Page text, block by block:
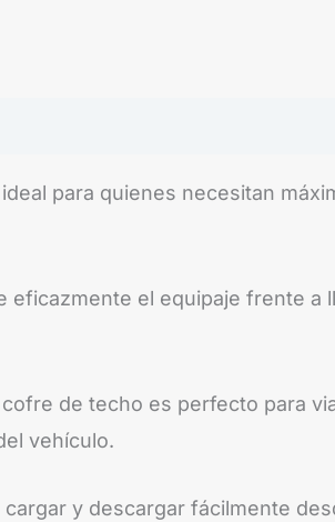
para quienes necesitan
eficazmente el equipaje frente a
de techo es perfecto para
vehículo.
y descargar fácilmente